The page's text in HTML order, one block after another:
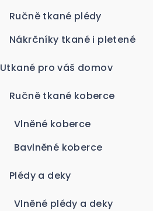
Ručně tkané plédy
Nákrčníky tkané i pletené
Utkané pro váš domov
Ručně tkané koberce
Vlněné koberce
Bavlněné koberce
Plédy a deky
Vlněné plédy a deky